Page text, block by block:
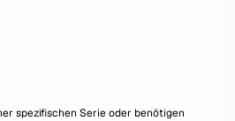
spezifischen Serie oder benötigen